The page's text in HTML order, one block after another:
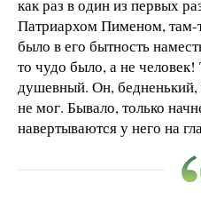
как раз в один из первых
Патриархом Пименом, там-
было в его бытность
то чудо было, а не
душевный. Он, бедненький,
не мог. Бывало, только
навертываются у него на